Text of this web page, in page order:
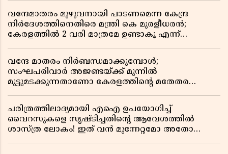
വന്ദേമാതരം മുഴുവനായി പാടണമെന്ന കേന്ദ്ര
നിർദേശത്തിനെതിരെ മന്ത്രി കെ മുരളീധരൻ;
കേരളത്തിൽ 2 വരി മാത്രമേ ഉണ്ടാകൂ എന്ന്
വന്ദേ മാതരം നിർബന്ധമാക്കുമ്പോൾ;
സംഘപരിവാർ അജണ്ടയ്ക്ക് മുന്നിൽ
മുട്ടുമടക്കുന്നതാണോ കേരളത്തിന്റെ മതേതര
ചരിത്രത്തിലാദ്യമായി എഐ ഉപയോഗിച്ച്
വൈറസുകളെ സൃഷ്ടിച്ചതിന്റെ ആവേശത്തിൽ
ശാസ്ത്ര ലോകം! ഇത് വൻ മുന്നേറ്റമോ അതോ